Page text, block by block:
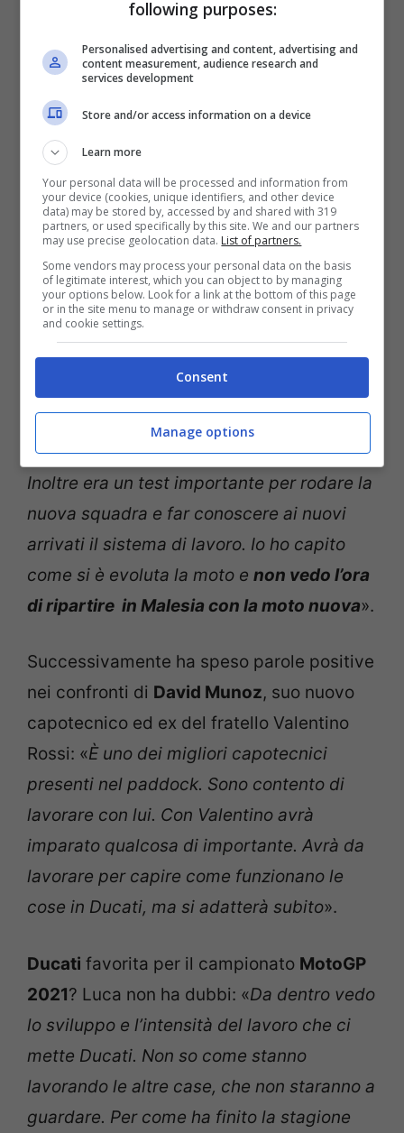
MariniaGazzetta Motoriha parlato delle
sue prime impressioni sulla Desmosedici
GP21 che ha provato nel test di Jerez, in
attesa di guidare la moto 2022: «
rimasto sorpreso dalla facilità di guida.
Non è una
quella che avevo, ma in ogni particolare è
migliore. È stato divertente guidarla.
Inoltre era un test importante per rodare la
nuova squadra e far conoscere ai nuovi
arrivati il sistema di lavoro. Io ho capito
come si è evoluta la moto e non vedo l’ora
di ripartire in Malesia con la moto nuova».
Successivamente ha speso parole positive
nei confronti di David Munoz, suo nuovo
capotecnico ed ex del fratello Valentino
Rossi: «È uno dei migliori capotecnici
presenti nel paddock. Sono contento di
lavorare con lui. Con Valentino avrà
imparato qualcosa di importante. Avrà da
lavorare per capire come funzionano le
cose in Ducati, ma si adatterà subito».
Ducati favorita per il campionato MotoGP
2021? Luca non ha dubbi: «Da dentro vedo
lo sviluppo e l’intensità del lavoro che ci
mette Ducati. Non so come stanno
lavorando le altre case, che non staranno a
guardare. Per come ha finito la stagione
following purposes:
Personalised advertising and content, advertising and
content measurement, audience research and
services development
Store and/or access information on a device
Learn more
Your personal data will be processed and information from
your device (cookies, unique identifiers, and other device
data) may be stored by, accessed by and shared with 319
partners, or used specifically by this site. We and our partners
may use precise geolocation data. List of partners.
Some vendors may process your personal data on the basis
of legitimate interest, which you can object to by managing
your options below. Look for a link at the bottom of this page
or in the site menu to manage or withdraw consent in privacy
and cookie settings.
Consent
Manage options